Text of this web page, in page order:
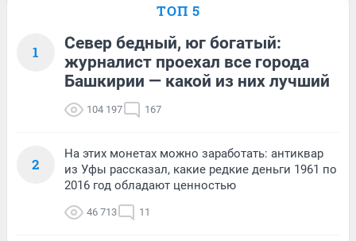
ТОП 5
1
Север бедный, юг богатый:
журналист проехал все города
Башкирии — какой из них лучший
104 197 167
2
На этих монетах можно заработать: антиквар
из Уфы рассказал, какие редкие деньги 1961 по
2016 год обладают ценностью
46 713 11